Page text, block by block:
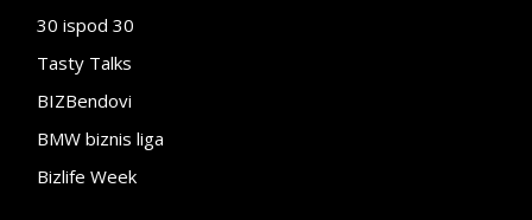
30 ispod 30
Tasty Talks
BIZBendovi
BMW biznis liga
Bizlife Week